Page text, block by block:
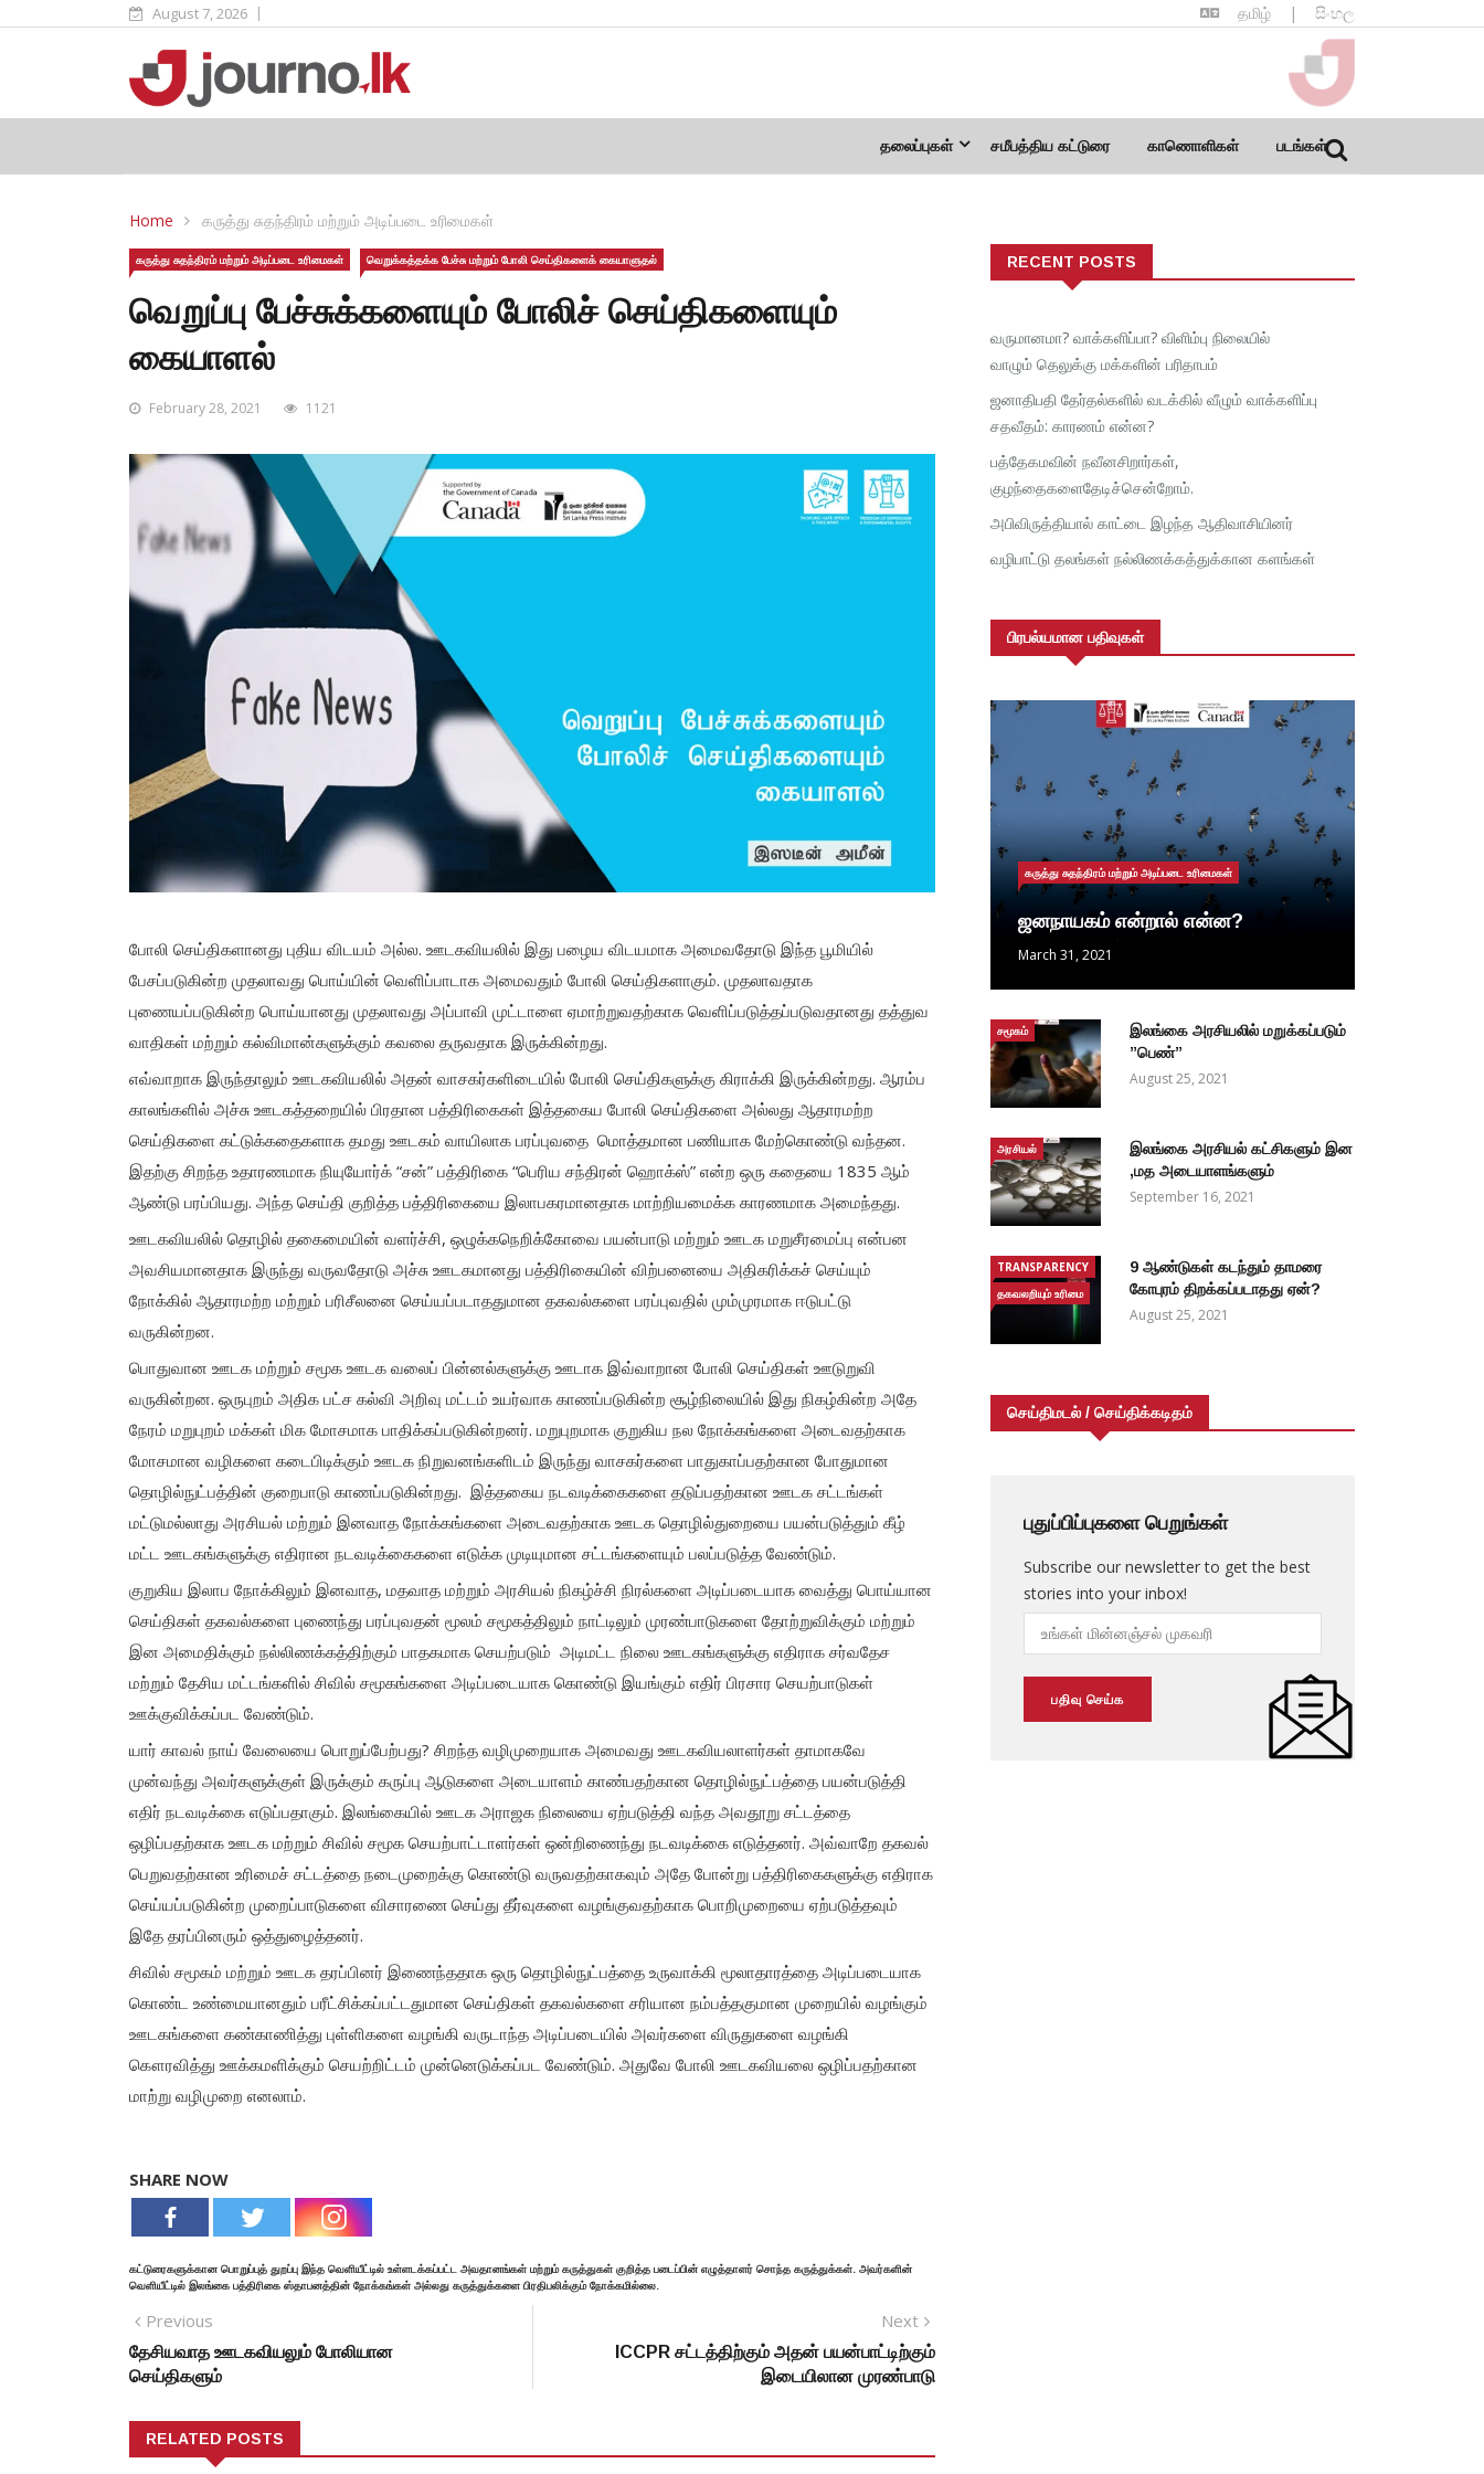
August 7, 2026 தமிழ் | සිංහල
தலைப்புகள் சமீபத்திய கட்டுரை காணொளிகள் படங்கள்
Home கருத்து சுதந்திரம் மற்றும் அடிப்படை உரிமைகள்
கருத்து சுதந்திரம் மற்றும் அடிப்படை உரிமைகள் வெறுக்கத்தக்க பேச்சு மற்றும் போலி செய்திகளைக் கையாளுதல்
வெறுப்பு பேச்சுக்களையும் போலிச் செய்திகளையும்
கையாளல்
February 28, 2021 1121
போலி செய்திகளானது புதிய விடயம் அல்ல. ஊடகவியலில் இது பழைய விடயமாக அமைவதோடு இந்த பூமியில்
பேசப்படுகின்ற முதலாவது பொய்யின் வெளிப்பாடாக அமைவதும் போலி செய்திகளாகும். முதலாவதாக
புணையப்படுகின்ற பொய்யானது முதலாவது அப்பாவி முட்டாளை ஏமாற்றுவதற்காக வெளிப்படுத்தப்படுவதானது தத்துவ
வாதிகள் மற்றும் கல்விமான்களுக்கும் கவலை தருவதாக இருக்கின்றது.
எவ்வாறாக இருந்தாலும் ஊடகவியலில் அதன் வாசகர்களிடையில் போலி செய்திகளுக்கு கிராக்கி இருக்கின்றது. ஆரம்ப
காலங்களில் அச்சு ஊடகத்தறையில் பிரதான பத்திரிகைகள் இத்தகைய போலி செய்திகளை அல்லது ஆதாரமற்ற
செய்திகளை கட்டுக்கதைகளாக தமது ஊடகம் வாயிலாக பரப்புவதை மொத்தமான பணியாக மேற்கொண்டு வந்தன.
இதற்கு சிறந்த உதாரணமாக நியுயோர்க் “சன்” பத்திரிகை “பெரிய சந்திரன் ஹொக்ஸ்” என்ற ஒரு கதையை 1835 ஆம்
ஆண்டு பரப்பியது. அந்த செய்தி குறித்த பத்திரிகையை இலாபகரமானதாக மாற்றியமைக்க காரணமாக அமைந்தது.
ஊடகவியலில் தொழில் தகைமையின் வளர்ச்சி, ஒழுக்கநெறிக்கோவை பயன்பாடு மற்றும் ஊடக மறுசீரமைப்பு என்பன
அவசியமானதாக இருந்து வருவதோடு அச்சு ஊடகமானது பத்திரிகையின் விற்பனையை அதிகரிக்கச் செய்யும்
நோக்கில் ஆதாரமற்ற மற்றும் பரிசீலனை செய்யப்படாததுமான தகவல்களை பரப்புவதில் மும்முரமாக ஈடுபட்டு
வருகின்றன.
பொதுவான ஊடக மற்றும் சமூக ஊடக வலைப் பின்னல்களுக்கு ஊடாக இவ்வாறான போலி செய்திகள் ஊடுறுவி
வருகின்றன. ஒருபுறம் அதிக பட்ச கல்வி அறிவு மட்டம் உயர்வாக காணப்படுகின்ற சூழ்நிலையில் இது நிகழ்கின்ற அதே
நேரம் மறுபுறம் மக்கள் மிக மோசமாக பாதிக்கப்படுகின்றனர். மறுபுறமாக குறுகிய நல நோக்கங்களை அடைவதற்காக
மோசமான வழிகளை கடைபிடிக்கும் ஊடக நிறுவனங்களிடம் இருந்து வாசகர்களை பாதுகாப்பதற்கான போதுமான
தொழில்நுட்பத்தின் குறைபாடு காணப்படுகின்றது. இத்தகைய நடவடிக்கைகளை தடுப்பதற்கான ஊடக சட்டங்கள்
மட்டுமல்லாது அரசியல் மற்றும் இனவாத நோக்கங்களை அடைவதற்காக ஊடக தொழில்துறையை பயன்படுத்தும் கீழ்
மட்ட ஊடகங்களுக்கு எதிரான நடவடிக்கைகளை எடுக்க முடியுமான சட்டங்களையும் பலப்படுத்த வேண்டும்.
குறுகிய இலாப நோக்கிலும் இனவாத, மதவாத மற்றும் அரசியல் நிகழ்ச்சி நிரல்களை அடிப்படையாக வைத்து பொய்யான
செய்திகள் தகவல்களை புணைந்து பரப்புவதன் மூலம் சமூகத்திலும் நாட்டிலும் முரண்பாடுகளை தோற்றுவிக்கும் மற்றும்
இன அமைதிக்கும் நல்லிணக்கத்திற்கும் பாதகமாக செயற்படும் அடிமட்ட நிலை ஊடகங்களுக்கு எதிராக சர்வதேச
மற்றும் தேசிய மட்டங்களில் சிவில் சமூகங்களை அடிப்படையாக கொண்டு இயங்கும் எதிர் பிரசார செயற்பாடுகள்
ஊக்குவிக்கப்பட வேண்டும்.
யார் காவல் நாய் வேலையை பொறுப்பேற்பது? சிறந்த வழிமுறையாக அமைவது ஊடகவியலாளர்கள் தாமாகவே
முன்வந்து அவர்களுக்குள் இருக்கும் கருப்பு ஆடுகளை அடையாளம் காண்பதற்கான தொழில்நுட்பத்தை பயன்படுத்தி
எதிர் நடவடிக்கை எடுப்பதாகும். இலங்கையில் ஊடக அராஜக நிலையை ஏற்படுத்தி வந்த அவதூறு சட்டத்தை
ஒழிப்பதற்காக ஊடக மற்றும் சிவில் சமூக செயற்பாட்டாளர்கள் ஒன்றிணைந்து நடவடிக்கை எடுத்தனர். அவ்வாறே தகவல்
பெறுவதற்கான உரிமைச் சட்டத்தை நடைமுறைக்கு கொண்டு வருவதற்காகவும் அதே போன்று பத்திரிகைகளுக்கு எதிராக
செய்யப்படுகின்ற முறைப்பாடுகளை விசாரணை செய்து தீர்வுகளை வழங்குவதற்காக பொறிமுறையை ஏற்படுத்தவும்
இதே தரப்பினரும் ஒத்துழைத்தனர்.
சிவில் சமூகம் மற்றும் ஊடக தரப்பினர் இணைந்ததாக ஒரு தொழில்நுட்பத்தை உருவாக்கி மூலாதாரத்தை அடிப்படையாக
கொண்ட உண்மையானதும் பரீட்சிக்கப்பட்டதுமான செய்திகள் தகவல்களை சரியான நம்பத்தகுமான முறையில் வழங்கும்
ஊடகங்களை கண்காணித்து புள்ளிகளை வழங்கி வருடாந்த அடிப்படையில் அவர்களை விருதுகளை வழங்கி
கௌரவித்து ஊக்கமளிக்கும் செயற்றிட்டம் முன்னெடுக்கப்பட வேண்டும். அதுவே போலி ஊடகவியலை ஒழிப்பதற்கான
மாற்று வழிமுறை எனலாம்.
SHARE NOW
கட்டுரைகளுக்கான பொறுப்புத் துறப்பு இந்த வெளியீட்டில் உள்ளடக்கப்பட்ட அவதானங்கள் மற்றும் கருத்துகள் குறித்த படைப்பின் எழுத்தாளர் சொந்த கருத்துக்கள். அவர்களின்
வெளியீட்டில் இலங்கை பத்திரிகை ஸ்தாபனத்தின் நோக்கங்கள் அல்லது கருத்துக்களை பிரதிபலிக்கும் நோக்கமில்லை.
Previous
தேசியவாத ஊடகவியலும் போலியான
செய்திகளும்
Next
ICCPR சட்டத்திற்கும் அதன் பயன்பாட்டிற்கும்
இடையிலான முரண்பாடு
RELATED POSTS
RECENT POSTS
வருமானமா? வாக்களிப்பா? விளிம்பு நிலையில்
வாழும் தெலுக்கு மக்களின் பரிதாபம்
ஜனாதிபதி தேர்தல்களில் வடக்கில் வீழும் வாக்களிப்பு
சதவீதம்: காரணம் என்ன?
பத்தேகமவின் நவீனசிறார்கள்,
குழந்தைகளைதேடிச்சென்றோம்.
அபிவிருத்தியால் காட்டை இழந்த ஆதிவாசியினர்
வழிபாட்டு தலங்கள் நல்லிணக்கத்துக்கான களங்கள்
பிரபல்யமான பதிவுகள்
கருத்து சுதந்திரம் மற்றும் அடிப்படை உரிமைகள்
ஜனநாயகம் என்றால் என்ன?
March 31, 2021
சமூகம்
இலங்கை அரசியலில் மறுக்கப்படும்
”பெண்”
August 25, 2021
அரசியல்
இலங்கை அரசியல் கட்சிகளும் இன
,மத அடையாளங்களும்
September 16, 2021
TRANSPARENCY
தகவலறியும் உரிமை
9 ஆண்டுகள் கடந்தும் தாமரை
கோபுரம் திறக்கப்படாதது ஏன்?
August 25, 2021
செய்திமடல் / செய்திக்கடிதம்
புதுப்பிப்புகளை பெறுங்கள்
Subscribe our newsletter to get the best
stories into your inbox!